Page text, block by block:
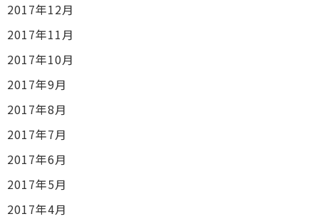
2017年12月
2017年11月
2017年10月
2017年9月
2017年8月
2017年7月
2017年6月
2017年5月
2017年4月